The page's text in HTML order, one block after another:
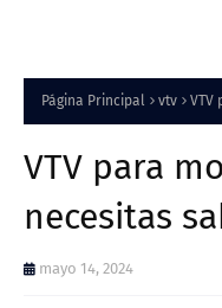
Página Principal vtv VTV
VTV para
necesitas
mayo 14, 2024